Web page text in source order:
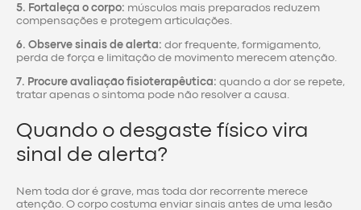
5. Fortaleça o corpo: músculos mais preparados reduzem
compensações e protegem articulações.
6. Observe sinais de alerta: dor frequente, formigamento,
perda de força e limitação de movimento merecem atenção.
7. Procure avaliação fisioterapêutica: quando a dor se repete,
tratar apenas o sintoma pode não resolver a causa.
Quando o desgaste físico vira
sinal de alerta?
Nem toda dor é grave, mas toda dor recorrente merece
atenção. O corpo costuma enviar sinais antes de uma lesão